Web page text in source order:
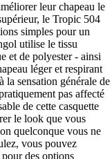
leur chapeau le
le Tropic 504
simples pour un
utilise le tissu
et de polyester - ainsi
léger et respirant
la sensation générale de
pas affecté
de cette casquette
le look que vous
quelconque vous ne
vous pouvez
des options